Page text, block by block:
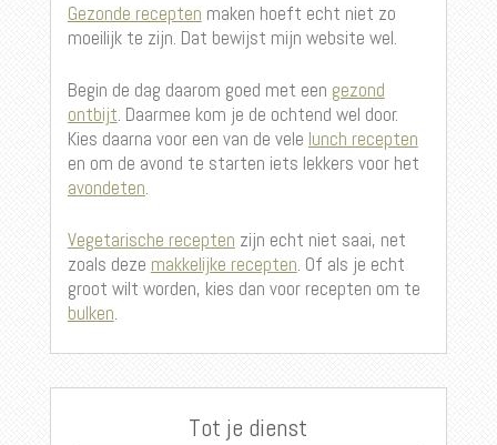
Gezonde recepten maken hoeft echt niet zo
moeilijk te zijn. Dat bewijst mijn website wel.
Begin de dag daarom goed met een gezond
ontbijt. Daarmee kom je de ochtend wel door.
Kies daarna voor een van de vele lunch recepten
en om de avond te starten iets lekkers voor het
avondeten.
Vegetarische recepten zijn echt niet saai, net
zoals deze makkelijke recepten. Of als je echt
groot wilt worden, kies dan voor recepten om te
bulken.
Tot je dienst